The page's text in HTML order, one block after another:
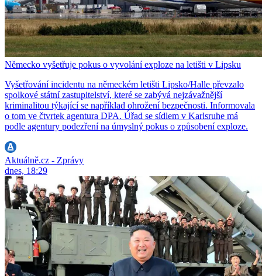
Německo vyšetřuje pokus o vyvolání exploze na letišti v Lipsku
Vyšetřování incidentu na německém letišti Lipsko/Halle převzalo
spolkové státní zastupitelství, které se zabývá nejzávažnější
kriminalitou týkající se například ohrožení bezpečnosti. Informovala
o tom ve čtvrtek agentura DPA. Úřad se sídlem v Karlsruhe má
podle agentury podezření na úmyslný pokus o způsobení exploze.
Aktuálně.cz - Zprávy
dnes, 18:29